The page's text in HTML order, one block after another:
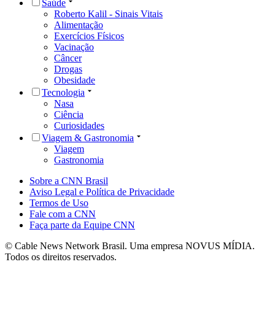
Saúde
Roberto Kalil - Sinais Vitais
Alimentação
Exercícios Físicos
Vacinação
Câncer
Drogas
Obesidade
Tecnologia
Nasa
Ciência
Curiosidades
Viagem & Gastronomia
Viagem
Gastronomia
Sobre a CNN Brasil
Aviso Legal e Política de Privacidade
Termos de Uso
Fale com a CNN
Faça parte da Equipe CNN
© Cable News Network Brasil. Uma empresa NOVUS MÍDIA.
Todos os direitos reservados.